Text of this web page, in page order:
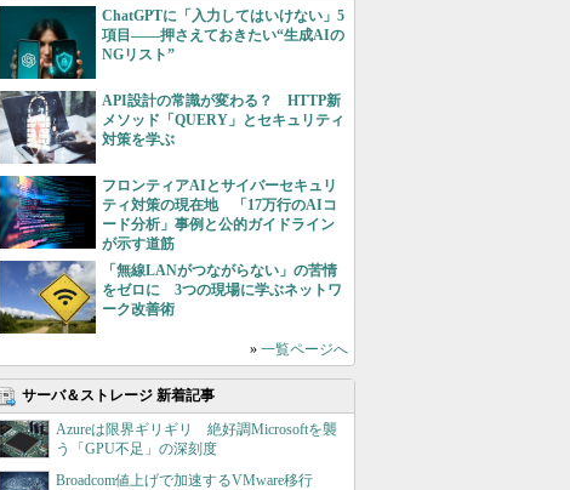
ChatGPTに「入力してはいけない」5
項目――押さえておきたい“生成AIの
NGリスト”
API設計の常識が変わる？ HTTP新
メソッド「QUERY」とセキュリティ
対策を学ぶ
フロンティアAIとサイバーセキュリ
ティ対策の現在地 「17万行のAIコ
ード分析」事例と公的ガイドライン
が示す道筋
「無線LANがつながらない」の苦情
をゼロに 3つの現場に学ぶネットワ
ーク改善術
» 一覧ページへ
サーバ＆ストレージ 新着記事
Azureは限界ギリギリ 絶好調Microsoftを襲
う「GPU不足」の深刻度
Broadcom値上げで加速するVMware移行